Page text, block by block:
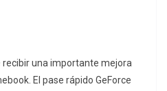
recibir una importante mejora
El pase rápido GeForce